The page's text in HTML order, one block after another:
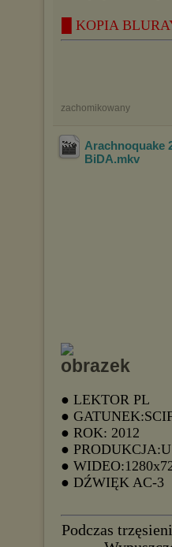
█ KOPIA
zachomikowany
Arachnoquake
BiDA.mkv
● LEKTOR PL
●
● ROK: 2012
●
●
● DŹWIĘK AC-3
Podczas